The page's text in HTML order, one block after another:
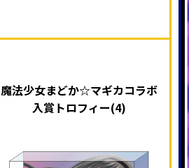
魔法少女まどか☆マギカコラボ
入賞トロフィー(4)